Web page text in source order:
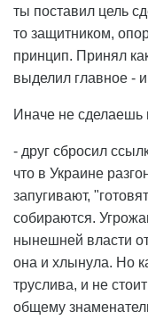
ты поставил цель
то защитником,
принцип. Принял
выделил главное -
Иначе не
- друг сбросил
что в Украине
запугивают,
собираются.
нынешней власти
она и хлынула. Но
труслива, и не
общему